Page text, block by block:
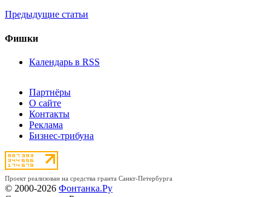
Предыдущие статьи
Фишки
Календарь в RSS
Партнёры
О сайте
Контакты
Реклама
Бизнес-трибуна
Проект реализован на средства гранта Санкт-Петербурга
© 2000-2026 Фонтанка.Ру